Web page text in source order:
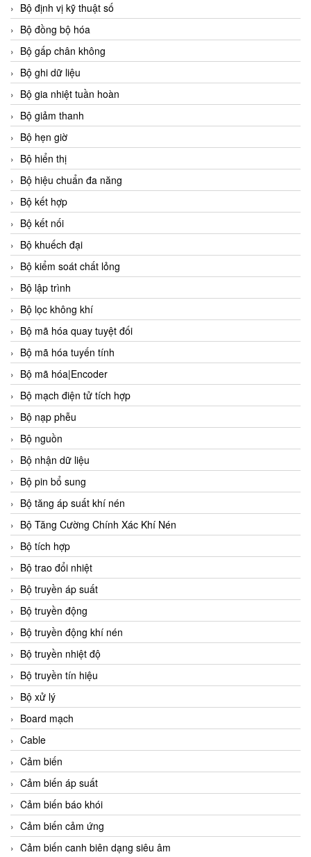
Bộ định vị kỹ thuật số
Bộ đồng bộ hóa
Bộ gấp chân không
Bộ ghi dữ liệu
Bộ gia nhiệt tuần hoàn
Bộ giảm thanh
Bộ hẹn giờ
Bộ hiển thị
Bộ hiệu chuẩn đa năng
Bộ kết hợp
Bộ kết nối
Bộ khuếch đại
Bộ kiểm soát chất lỏng
Bộ lập trình
Bộ lọc không khí
Bộ mã hóa quay tuyệt đối
Bộ mã hóa tuyến tính
Bộ mã hóa|Encoder
Bộ mạch điện tử tích hợp
Bộ nạp phễu
Bộ nguồn
Bộ nhận dữ liệu
Bộ pin bổ sung
Bộ tăng áp suất khí nén
Bộ Tăng Cường Chính Xác Khí Nén
Bộ tích hợp
Bộ trao đổi nhiệt
Bộ truyền áp suất
Bộ truyền động
Bộ truyền động khí nén
Bộ truyền nhiệt độ
Bộ truyền tín hiệu
Bộ xử lý
Board mạch
Cable
Cảm biến
Cảm biến áp suất
Cảm biến báo khói
Cảm biến cảm ứng
Cảm biến canh biên dạng siêu âm